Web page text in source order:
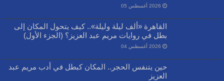
2026 أغسطس 05
القاهرة «ألف ليلة وليلة».. كيف يتحول المكان إلى
بطل في روايات مريم عبد العزيز؟ (الجزء الأول)
2026 أغسطس 04
حين يتنفس الحجر.. المكان كبطل في أدب مريم عبد
العزيز